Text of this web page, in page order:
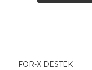
FOR-X DESTEK